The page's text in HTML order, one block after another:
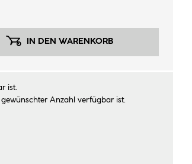
IN DEN WARENKORB
ist.
Anzahl verfügbar ist.